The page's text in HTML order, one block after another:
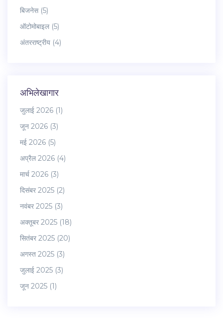
बिजनेस (5)
ऑटोमोबाइल (5)
अंतरराष्ट्रीय (4)
अभिलेखागार
जुलाई 2026 (1)
जून 2026 (3)
मई 2026 (5)
अप्रैल 2026 (4)
मार्च 2026 (3)
दिसंबर 2025 (2)
नवंबर 2025 (3)
अक्तूबर 2025 (18)
सितंबर 2025 (20)
अगस्त 2025 (3)
जुलाई 2025 (3)
जून 2025 (1)